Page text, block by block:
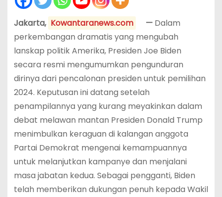
Jakarta, Kowantaranews.com —Dalam
perkembangan dramatis yang mengubah
lanskap politik Amerika, Presiden Joe Biden
secara resmi mengumumkan pengunduran
dirinya dari pencalonan presiden untuk pemilihan
2024. Keputusan ini datang setelah
penampilannya yang kurang meyakinkan dalam
debat melawan mantan Presiden Donald Trump
menimbulkan keraguan di kalangan anggota
Partai Demokrat mengenai kemampuannya
untuk melanjutkan kampanye dan menjalani
masa jabatan kedua. Sebagai pengganti, Biden
telah memberikan dukungan penuh kepada Wakil